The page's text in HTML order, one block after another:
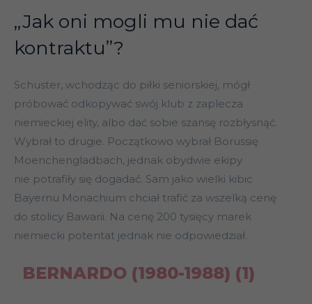
„Jak oni mogli mu nie dać
kontraktu”?
Schuster, wchodząc do piłki seniorskiej, mógł
próbować odkopywać swój klub z zaplecza
niemieckiej elity, albo dać sobie szansę rozbłysnąć.
Wybrał to drugie. Początkowo wybrał Borussię
Moenchengladbach, jednak obydwie ekipy
nie potrafiły się dogadać. Sam jako wielki kibic
Bayernu Monachium chciał trafić za wszelką cenę
do stolicy Bawarii. Na cenę 200 tysięcy marek
niemiecki potentat jednak nie odpowiedział.
BERNARDO (1980-1988) (1)